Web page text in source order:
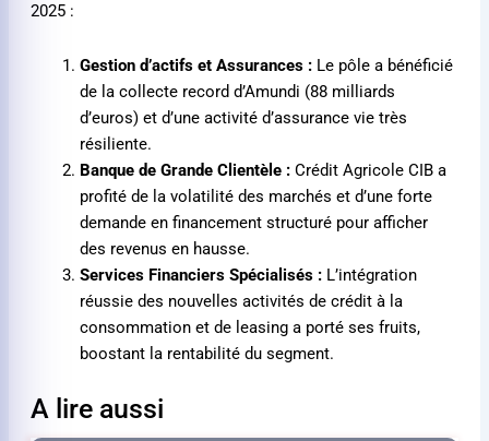
2025 :
Gestion d’actifs et Assurances : Le pôle a bénéficié
de la collecte record d’Amundi (88 milliards
d’euros) et d’une activité d’assurance vie très
résiliente.
Banque de Grande Clientèle : Crédit Agricole CIB a
profité de la volatilité des marchés et d’une forte
demande en financement structuré pour afficher
des revenus en hausse.
Services Financiers Spécialisés : L’intégration
réussie des nouvelles activités de crédit à la
consommation et de leasing a porté ses fruits,
boostant la rentabilité du segment.
A lire aussi